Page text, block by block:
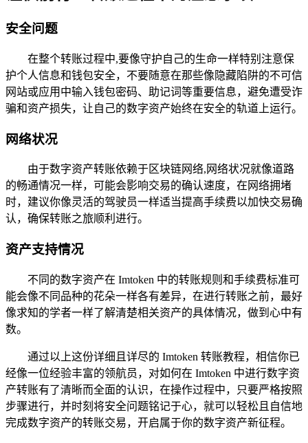
安全问题
在整个转账过程中,要像守护自己的生命一样特别注意保
护个人信息和钱包安全，不要随意在那些像隐藏陷阱的不可信
网站或应用中输入钱包密码、助记词等重要信息，避免遭受诈
骗和资产损失，让自己的数字资产始终在安全的轨道上运行。
网络状况
由于数字资产转账依赖于区块链网络,网络状况就像道路
的畅通情况一样，可能会影响交易的确认速度，在网络拥堵
时，建议你像灵活的驾驶员一样适当提高手续费以加快交易确
认，确保转账之旅顺利进行。
资产支持情况
不同的数字资产在 Imtoken 中的转账规则和手续费标准可
能会像不同品种的花朵一样各有差异，在进行转账之前，最好
像求知的学者一样了解清楚相关资产的具体情况，做到心中有
数。
通过以上这份详细且详尽的 Imtoken 转账教程，相信你已
经像一位经验丰富的领航员，对如何在 Imtoken 中进行数字资
产转账有了清晰而全面的认识，在操作过程中，只要严格按照
步骤进行，并时刻将安全问题铭记于心，就可以轻松且自信地
完成数字资产的转账交易，开启属于你的数字资产新征程。